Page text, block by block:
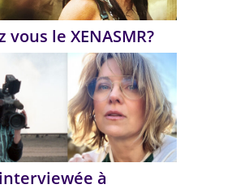
vous le XENASMR?
à